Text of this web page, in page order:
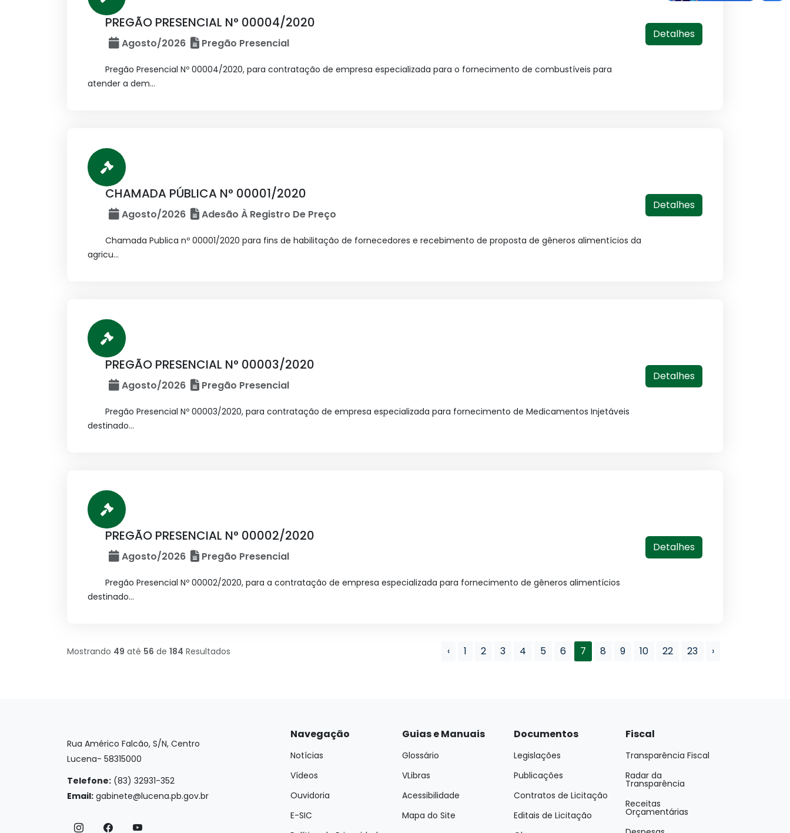
PREGÃO PRESENCIAL N° 00004/2020
Agosto/2026 Pregão Presencial
Pregão Presencial Nº 00004/2020, para contratação de empresa especializada para o fornecimento de combustíveis para
atender a dem...
Detalhes
CHAMADA PÚBLICA N° 00001/2020
Agosto/2026 Adesão À Registro De Preço
Chamada Publica nº 00001/2020 para fins de habilitação de fornecedores e recebimento de proposta de gêneros alimentícios da
agricu...
Detalhes
PREGÃO PRESENCIAL N° 00003/2020
Agosto/2026 Pregão Presencial
Pregão Presencial Nº 00003/2020, para contratação de empresa especializada para fornecimento de Medicamentos Injetáveis
destinado...
Detalhes
PREGÃO PRESENCIAL N° 00002/2020
Agosto/2026 Pregão Presencial
Pregão Presencial Nº 00002/2020, para a contratação de empresa especializada para fornecimento de gêneros alimentícios
destinado...
Detalhes
Mostrando 49 até 56 de 184 Resultados ‹ 1 2 3 4 5 6 7 8 9 10 22 23 ›
Rua Américo Falcão, S/N, Centro
Lucena- 58315000
Telefone: (83) 32931-352
Email: gabinete@lucena.pb.gov.br
Navegação
Notícias
Vídeos
Ouvidoria
E-SIC
Guias e Manuais
Glossário
VLibras
Acessibilidade
Mapa do Site
Documentos
Legislações
Publicações
Contratos de Licitação
Editais de Licitação
Fiscal
Transparência Fiscal
Radar da
Transparência
Receitas
Orçamentárias